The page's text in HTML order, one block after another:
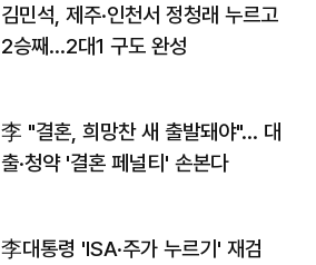
김민석, 제주·인천서 정청래 누르고
2승째…2대1 구도 완성
李 "결혼, 희망찬 새 출발돼야"… 대
출·청약 '결혼 페널티' 손본다
李대통령 'ISA·주가 누르기' 재검